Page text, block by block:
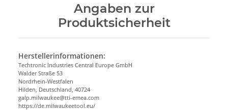
Angaben zur
Produktsicherheit
Herstellerinformationen:
Techtronic Industries Central Europe GmbH
Walder Straße 53
Nordrhein-Westfalen
Hilden, Deutschland, 40724
galp.milwaukee@tti-emea.com
https://de.milwaukeetool.eu/